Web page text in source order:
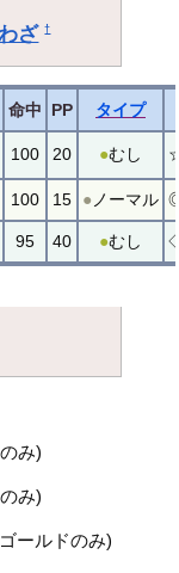
ざ †
命中 PP タイプ
100 20 ●むし
100 15 ● ノーマル
95 40 ●むし
み)
み)
ールドのみ)